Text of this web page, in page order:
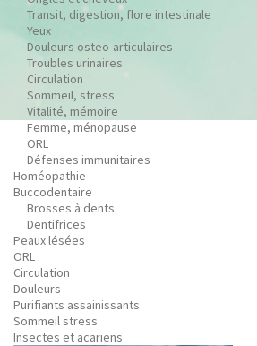
Transit, digestion, flore intestinale
Yeux
Douleurs osteo-articulaires
Troubles urinaires
Circulation
Sommeil, stress
Vitalité, mémoire
Femme, ménopause
ORL
Défenses immunitaires
Homéopathie
Buccodentaire
Brosses à dents
Dentifrices
Peaux lésées
ORL
Circulation
Douleurs
Purifiants assainissants
Sommeil stress
Insectes et acariens